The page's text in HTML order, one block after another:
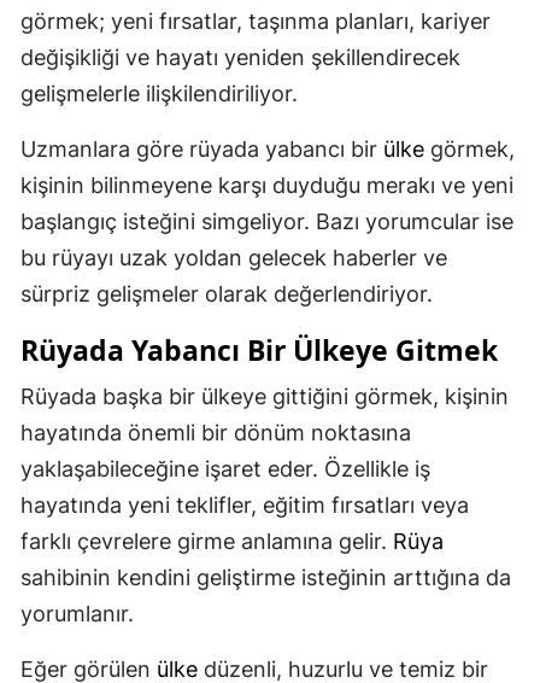
görmek; yeni fırsatlar, taşınma planları, kariyer
değişikliği ve hayatı yeniden şekillendirecek
gelişmelerle ilişkilendiriliyor.
Uzmanlara göre rüyada yabancı bir ülke görmek,
kişinin bilinmeyene karşı duyduğu merakı ve yeni
başlangıç isteğini simgeliyor. Bazı yorumcular ise
bu rüyayı uzak yoldan gelecek haberler ve
sürpriz gelişmeler olarak değerlendiriyor.
Rüyada Yabancı Bir Ülkeye Gitmek
Rüyada başka bir ülkeye gittiğini görmek, kişinin
hayatında önemli bir dönüm noktasına
yaklaşabileceğine işaret eder. Özellikle iş
hayatında yeni teklifler, eğitim fırsatları veya
farklı çevrelere girme anlamına gelir. Rüya
sahibinin kendini geliştirme isteğinin arttığına da
yorumlanır.
Eğer görülen ülke düzenli, huzurlu ve temiz bir